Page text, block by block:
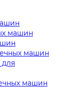
машин
машин
машин